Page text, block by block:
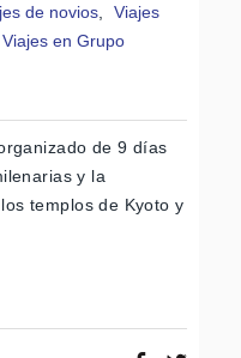
de novios,
Viajes
Viajes en Grupo
de 9 días
y la
templos de Kyoto y